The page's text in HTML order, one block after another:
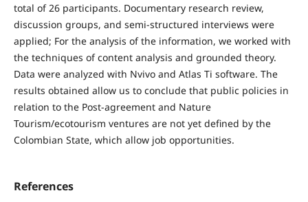
total of 26 participants. Documentary research review,
discussion groups, and semi-structured interviews were
applied; For the analysis of the information, we worked with
the techniques of content analysis and grounded theory.
Data were analyzed with Nvivo and Atlas Ti software. The
results obtained allow us to conclude that public policies in
relation to the Post-agreement and Nature
Tourism/ecotourism ventures are not yet defined by the
Colombian State, which allow job opportunities.
References